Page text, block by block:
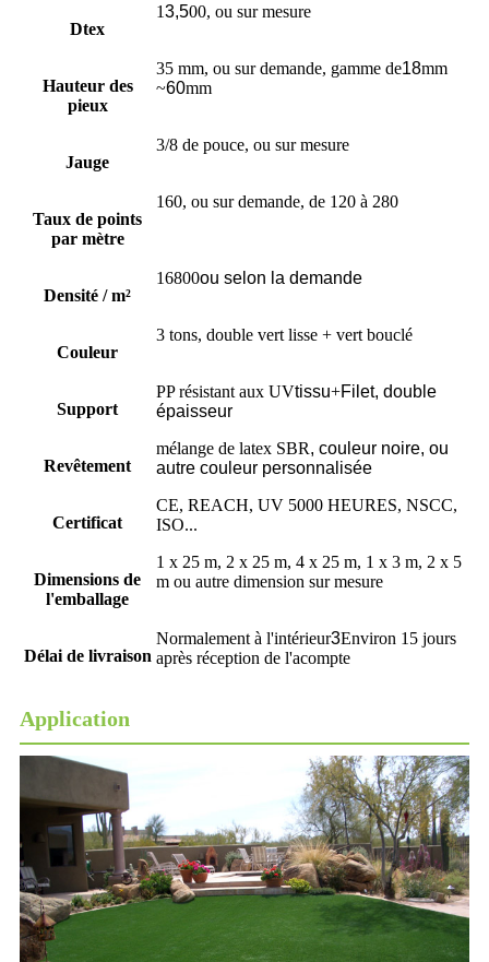
Dtex
13,500, ou sur mesure
Hauteur des
pieux
35 mm, ou sur demande, gamme de18mm
~60mm
Jauge
3/8 de pouce, ou sur mesure
Taux de points
par mètre
160, ou sur demande, de 120 à 280
Densité / m²
16800ou selon la demande
Couleur
3 tons, double vert lisse + vert bouclé
Support
PP résistant aux UVtissu+Filet, double
épaisseur
Revêtement
mélange de latex SBR, couleur noire, ou
autre couleur personnalisée
Certificat
CE, REACH, UV 5000 HEURES, NSCC,
ISO...
Dimensions de
l'emballage
1 x 25 m, 2 x 25 m, 4 x 25 m, 1 x 3 m, 2 x 5
m ou autre dimension sur mesure
Délai de livraison
Normalement à l'intérieur3Environ 15 jours
après réception de l'acompte
Application